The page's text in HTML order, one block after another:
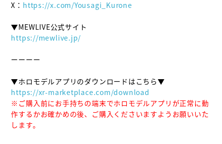
X： https://x.com/Yousagi_Kurone
https://mewlive.jp/
ーーーー
https://xr-marketplace.com/download
※ご購入前にお手持ちの端末でホロモデルアプリが正常に動
作するかお確かめの後、ご購入くださいますようお願いいた
します。